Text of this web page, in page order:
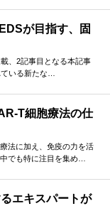
が目指す、固
、2記事目となる本記事
いる新たな…
T細胞療法の仕
法に加え、免疫の力を活
でも特に注目を集め…
エキスパートが